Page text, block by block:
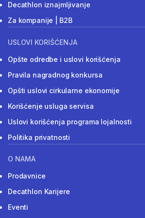
Decathlon iznajmljivanje
Za kompanije | B2B
USLOVI KORIŠĆENJA
Opšte odredbe i uslovi korišćenja
Pravila nagradnog konkursa
Opšti uslovi cirkularne ekonomije
Korišćenje usluga servisa
Uslovi korišćenja programa lojalnosti
Politika privatnosti
O NAMA
Prodavnice
Decathlon Karijere
Eventi